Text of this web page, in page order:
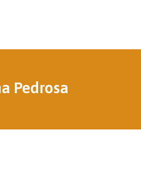
Pedrosa